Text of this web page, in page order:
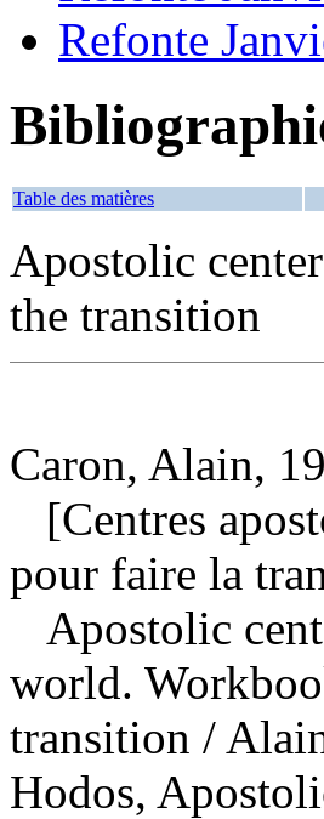
Refonte
Table des matières
Apostolic
the transition
Caron, Alain,
[Centres
pour faire la
Apostolic
world.
transition /
Hodos,